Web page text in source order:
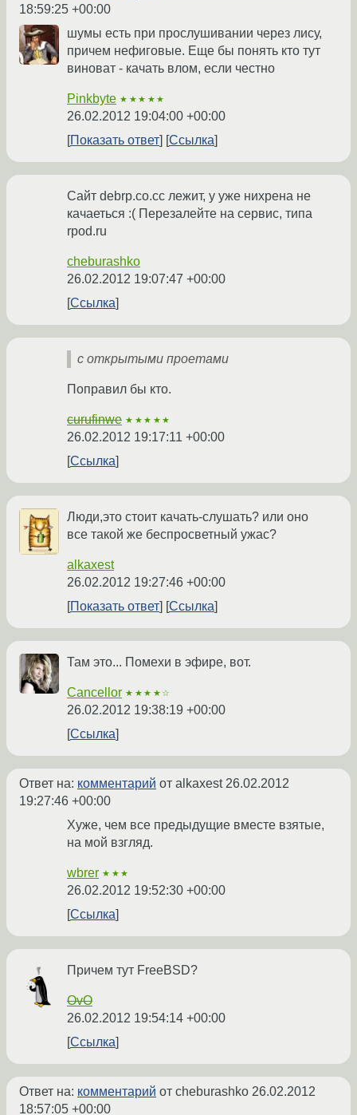
18:59:25 +00:00
шумы есть при прослушивании через лису,
причем нефиговые. Еще бы понять кто тут
виноват - качать влом, если честно
Pinkbyte ★★★★★
26.02.2012 19:04:00 +00:00
Показать ответ
Ссылка
Сайт debrp.co.cc лежит, у уже нихрена не
качаеться :( Перезалейте на сервис, типа
rpod.ru
cheburashko
26.02.2012 19:07:47 +00:00
Ссылка
с открытыми проетами
Поправил бы кто.
curufinwe ★★★★★
26.02.2012 19:17:11 +00:00
Ссылка
Люди,это стоит качать-слушать? или оно
все такой же беспросветный ужас?
alkaxest
26.02.2012 19:27:46 +00:00
Показать ответ
Ссылка
Там это... Помехи в эфире, вот.
Cancellor ★★★★☆
26.02.2012 19:38:19 +00:00
Ссылка
Ответ на: комментарий от alkaxest26.02.2012
19:27:46 +00:00
Хуже, чем все предыдущие вместе взятые,
на мой взгляд.
wbrer ★★★
26.02.2012 19:52:30 +00:00
Ссылка
Причем тут FreeBSD?
OvO
26.02.2012 19:54:14 +00:00
Ссылка
Ответ на: комментарий от cheburashko 26.02.2012
18:57:05 +00:00